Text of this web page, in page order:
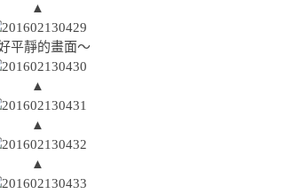
▲
平靜的畫面～
▲
▲
▲